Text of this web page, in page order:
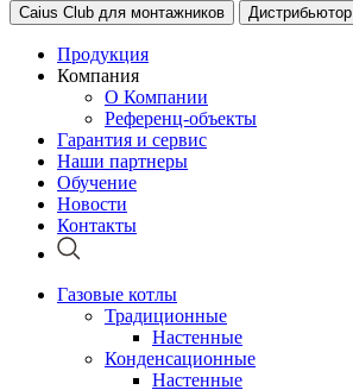
Caius Club для монтажников Дистрибьютор
Продукция
Компания
О Компании
Референц-объекты
Гарантия и сервис
Наши партнеры
Обучение
Новости
Контакты
Газовые котлы
Традиционные
Настенные
Конденсационные
Настенные